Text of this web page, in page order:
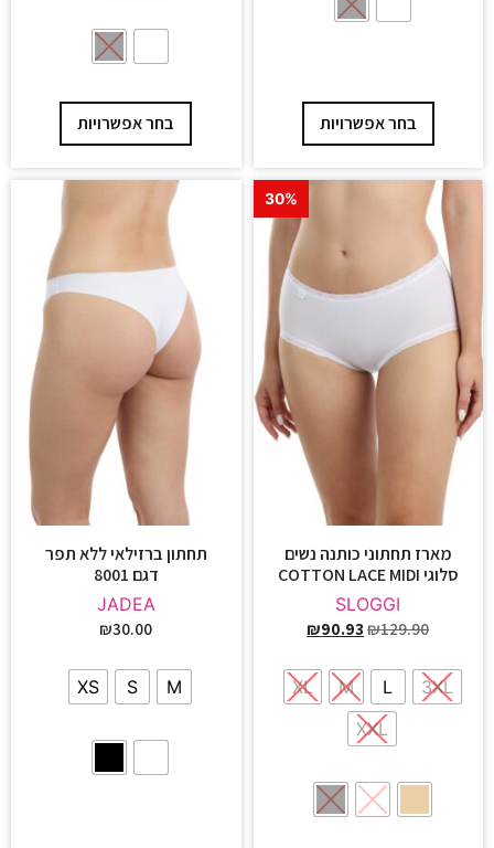
בחר אפשרויות בחר אפשרויות
30%
מארז תחתוני כותנה נשים
סלוגי COTTON LACE MIDI
SLOGGI
₪129.90
₪90.93
3XL
L
M
XL
XXL
תחתון ברזילאי ללא תפר
דגם 8001
JADEA
₪30.00
M
S
XS